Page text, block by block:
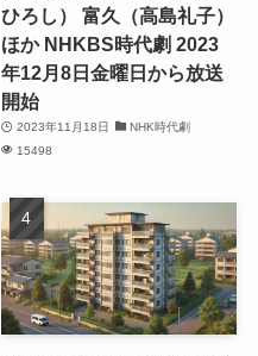
ひろし） 富久（高島礼子）
ほか NHKBS時代劇 2023
年12月8日金曜日から放送
開始
2023年11月18日
NHK時代劇
15498